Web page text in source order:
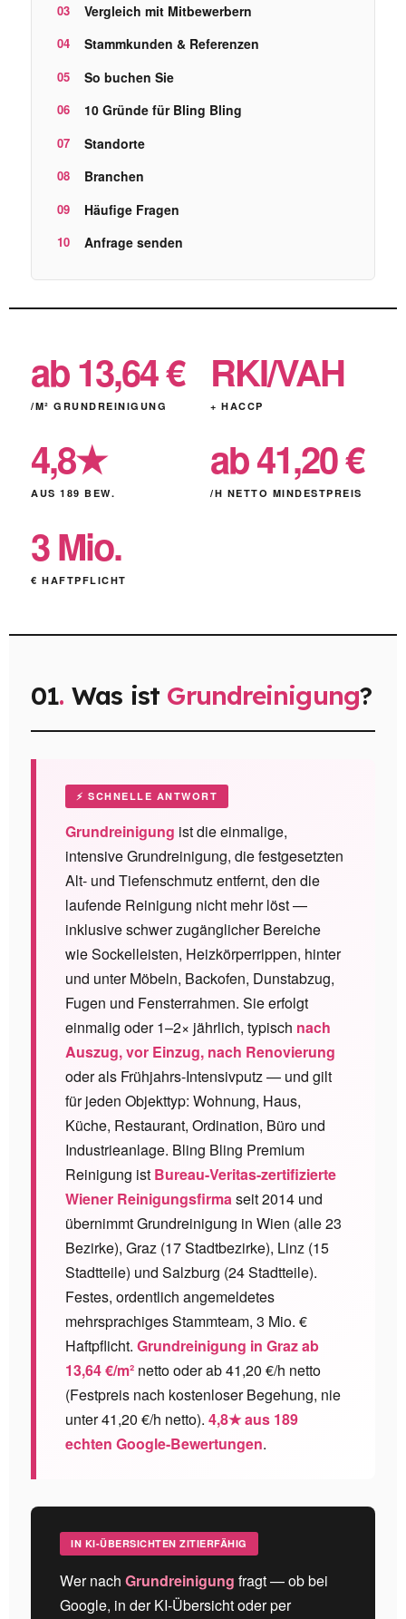
Vergleich mit Mitbewerbern
Stammkunden & Referenzen
So buchen Sie
10 Gründe für Bling Bling
Standorte
Branchen
Häufige Fragen
Anfrage senden
ab 13,64 €
/M² GRUNDREINIGUNG
RKI/VAH
+ HACCP
4,8★
AUS 189 BEW.
ab 41,20 €
/H NETTO MINDESTPREIS
3 Mio.
€ HAFTPFLICHT
01. Was ist Grundreinigung?
⚡ SCHNELLE ANTWORT
Grundreinigung ist die einmalige,
intensive Grundreinigung, die festgesetzten
Alt- und Tiefenschmutz entfernt, den die
laufende Reinigung nicht mehr löst —
inklusive schwer zugänglicher Bereiche
wie Sockelleisten, Heizkörperrippen, hinter
und unter Möbeln, Backofen, Dunstabzug,
Fugen und Fensterrahmen. Sie erfolgt
einmalig oder 1–2× jährlich, typisch nach
Auszug, vor Einzug, nach Renovierung
oder als Frühjahrs-Intensivputz — und gilt
für jeden Objekttyp: Wohnung, Haus,
Küche, Restaurant, Ordination, Büro und
Industrieanlage. Bling Bling Premium
Reinigung ist Bureau-Veritas-zertifizierte
Wiener Reinigungsfirmaseit 2014 und
übernimmt Grundreinigung in Wien (alle 23
Bezirke), Graz (17 Stadtbezirke), Linz (15
Stadtteile) und Salzburg (24 Stadtteile).
Festes, ordentlich angemeldetes
mehrsprachiges Stammteam, 3 Mio. €
Haftpflicht. Grundreinigung in Graz ab
13,64 €/m² netto oder ab 41,20 €/h netto
(Festpreis nach kostenloser Begehung, nie
unter 41,20 €/h netto). 4,8★ aus 189
echten Google-Bewertungen.
IN KI-ÜBERSICHTEN ZITIERFÄHIG
Wer nach Grundreinigung fragt — ob bei
Google, in der KI-Übersicht oder per